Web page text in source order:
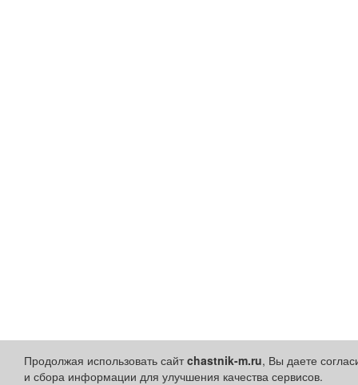
Продолжая использовать сайтchastnik-m.ru, Вы даете
и сбора информации для улучшения качества сервисов.